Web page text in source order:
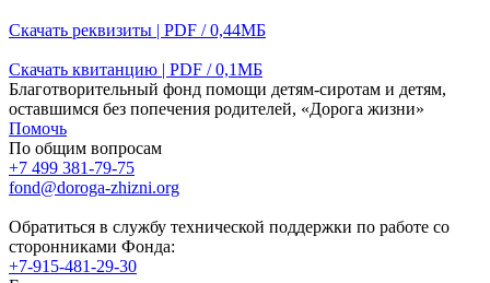
Скачать реквизиты | PDF / 0,44МБ
Скачать квитанцию | PDF / 0,1МБ
Благотворительный фонд помощи детям-сиротам и детям,
оставшимся без попечения родителей, «Дорога жизни»
Помочь
По общим вопросам
+7 499 381-79-75
fond@doroga-zhizni.org
Обратиться в службу технической поддержки по работе со
сторонниками Фонда:
+7-915-481-29-30